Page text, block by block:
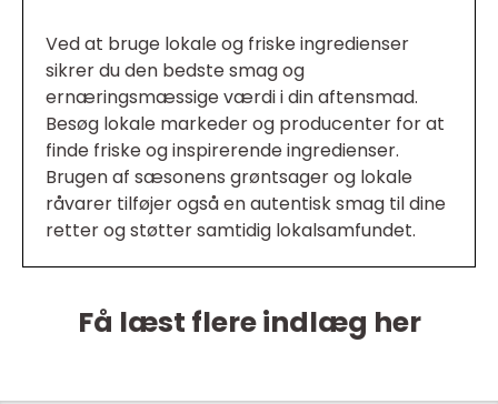
Ved at bruge lokale og friske ingredienser
sikrer du den bedste smag og
ernæringsmæssige værdi i din aftensmad.
Besøg lokale markeder og producenter for at
finde friske og inspirerende ingredienser.
Brugen af sæsonens grøntsager og lokale
råvarer tilføjer også en autentisk smag til dine
retter og støtter samtidig lokalsamfundet.
Få læst flere indlæg her